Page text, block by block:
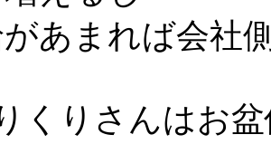
あまれば会社
くりさんはお